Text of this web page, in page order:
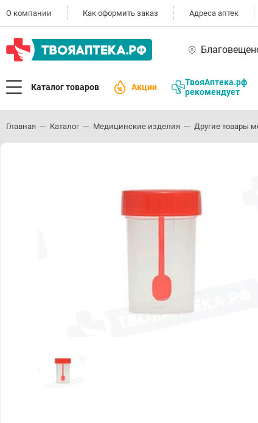
О компании Как оформить заказ Адреса аптек
Каталог товаров Акции
ТвояАптека.рф
рекомендует
Главная Каталог Медицинские изделия Другие товары